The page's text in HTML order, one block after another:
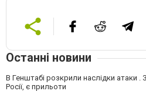
Останні новини
В Генштабі розкрили наслідки атаки
Росії, є прильоти